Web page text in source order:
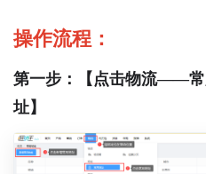
操作流程：
第一步：【点击物流——
址】